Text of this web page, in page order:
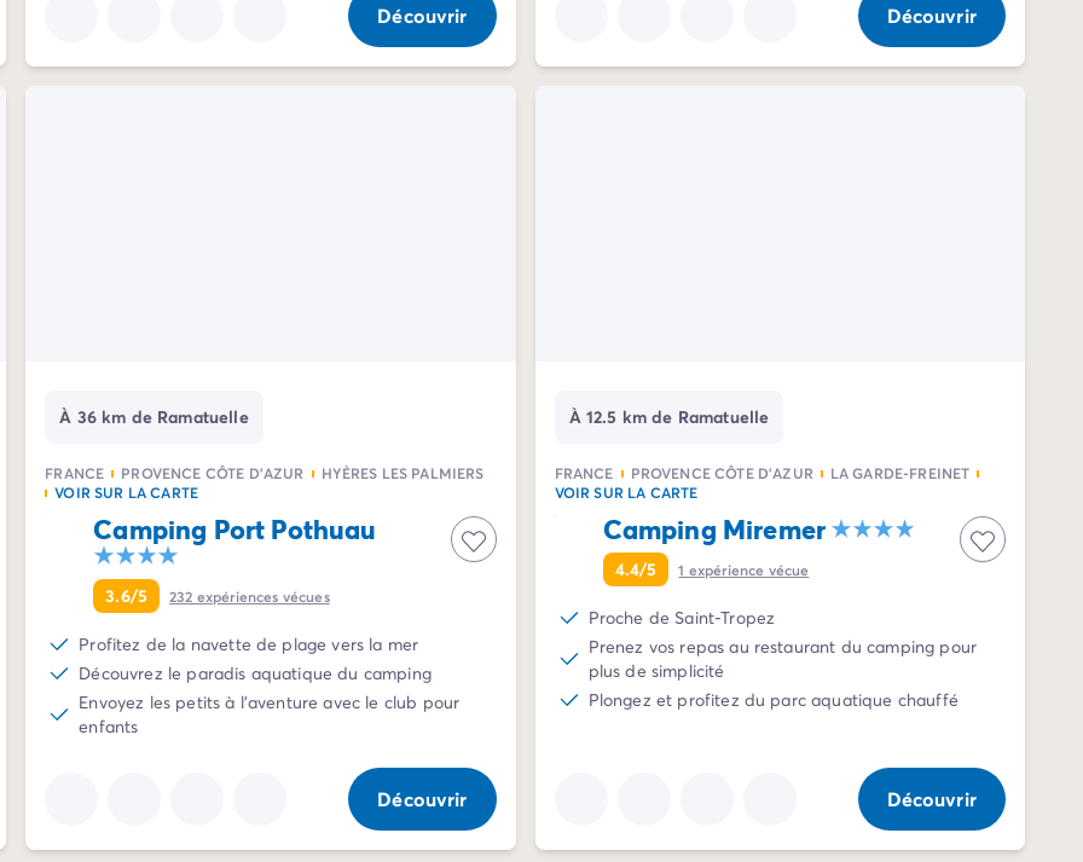
Découvrir Découvrir
À 36 km de Ramatuelle
FRANCE PROVENCE CÔTE D'AZUR
HYÈRES LES PALMIERS
VOIR SUR LA CARTE
Camping Port Pothuau
3.6/5 232 expériences vécues
Profitez de la navette de plage vers la mer
Découvrez le paradis aquatique du camping
Envoyez les petits à l'aventure avec le club pour
enfants
Découvrir
À 12.5 km de Ramatuelle
FRANCE PROVENCE CÔTE D'AZUR
LA GARDE-FREINET
VOIR SUR LA CARTE
Camping Miremer
4.4/5 1 expérience vécue
Proche de Saint-Tropez
Prenez vos repas au restaurant du camping pour
plus de simplicité
Plongez et profitez du parc aquatique chauffé
Découvrir